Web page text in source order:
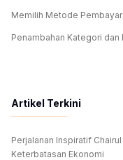
Memilih Metode
Penambahan Kategori
Artikel Terkini
Perjalanan Inspiratif
Keterbatasan Ekonomi